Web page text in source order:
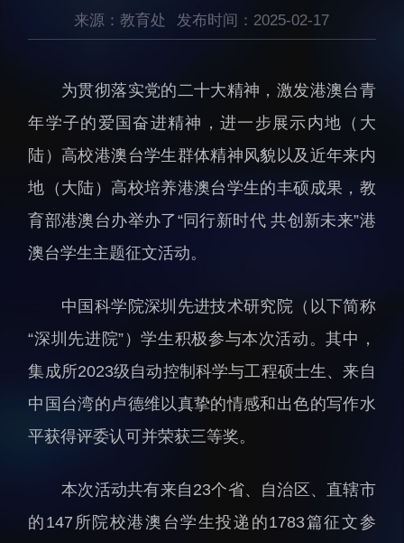
材料人工智能研究所
人才概况
人才招聘
人才动态
博士后
创新融合处
人力资源处
财务资产处
合作转化处
教育处
监督审计处
支撑平台处
来源：教育处 发布时间：2025-02-17
为贯彻落实党的二十大精神，激发港澳台青
年学子的爱国奋进精神，进一步展示内地（大
陆）高校港澳台学生群体精神风貌以及近年来内
地（大陆）高校培养港澳台学生的丰硕成果，教
育部港澳台办举办了“同行新时代 共创新未来”港
澳台学生主题征文活动。
中国科学院深圳先进技术研究院（以下简称
“深圳先进院”）学生积极参与本次活动。其中，
集成所2023级自动控制科学与工程硕士生、来自
中国台湾的卢德维以真挚的情感和出色的写作水
平获得评委认可并荣获三等奖。
本次活动共有来自23个省、自治区、直辖市
的147所院校港澳台学生投递的1783篇征文参